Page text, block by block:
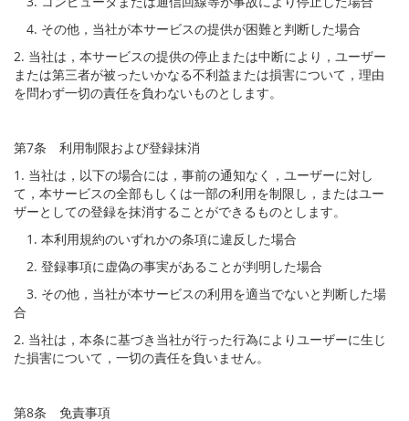
4. その他，当社が本サービスの提供が困難と判断した場合
2. 当社は，本サービスの提供の停止または中断により，ユーザー
または第三者が被ったいかなる不利益または損害について，理由
を問わず一切の責任を負わないものとします。
第7条 利用制限および登録抹消
1. 当社は，以下の場合には，事前の通知なく，ユーザーに対し
て，本サービスの全部もしくは一部の利用を制限し，またはユー
ザーとしての登録を抹消することができるものとします。
1. 本利用規約のいずれかの条項に違反した場合
2. 登録事項に虚偽の事実があることが判明した場合
3. その他，当社が本サービスの利用を適当でないと判断した場
合
2. 当社は，本条に基づき当社が行った行為によりユーザーに生じ
た損害について，一切の責任を負いません。
第8条 免責事項